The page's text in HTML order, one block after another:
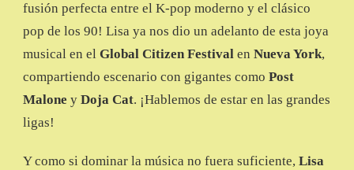
fusión perfecta entre el K-pop moderno y el clásico
pop de los 90! Lisa ya nos dio un adelanto de esta joya
musical en el Global Citizen Festival en Nueva York,
compartiendo escenario con gigantes como Post
Malone y Doja Cat. ¡Hablemos de estar en las grandes
ligas!
Y como si dominar la música no fuera suficiente, Lisa